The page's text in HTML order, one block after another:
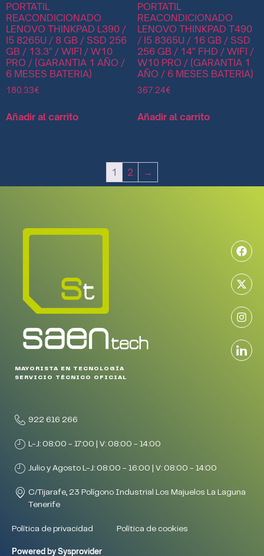
PORTATIL
REACONDICIONADO
LENOVO THINKPAD L390 /
I5 8265U / 8 GB / SSD 256
GB / 13.3″ / WIFI / W10
PRO / (GARANTIA 1 AÑO /
6 MESES BATERIA)
180.33€
Añadir al carrito
PORTATIL
REACONDICIONADO
LENOVO THINKPAD T490
/ I5 8365U / 16 GB / SSD
256 GB / 14″ FHD / WIFI /
W10 PRO / (GARANTIA 1
AÑO / 6 MESES BATERIA)
367.24€
Añadir al carrito
1 2 →
MAYORISTA EN TECNOLOGÍA
SERVICIO TÉCNICO OFICIAL
922 616 266
L-J: 08:00 - 17:00 | V: 08:00 - 14:00
Julio y Agosto L-J: 08:00 - 16:00 | V: 08:00 - 14:00
C/Tijarafe, 23 Polígono Industrial Los Majuelos La Laguna
Tenerife
Política de privacidad Política de cookies
Powered by Sysprovider